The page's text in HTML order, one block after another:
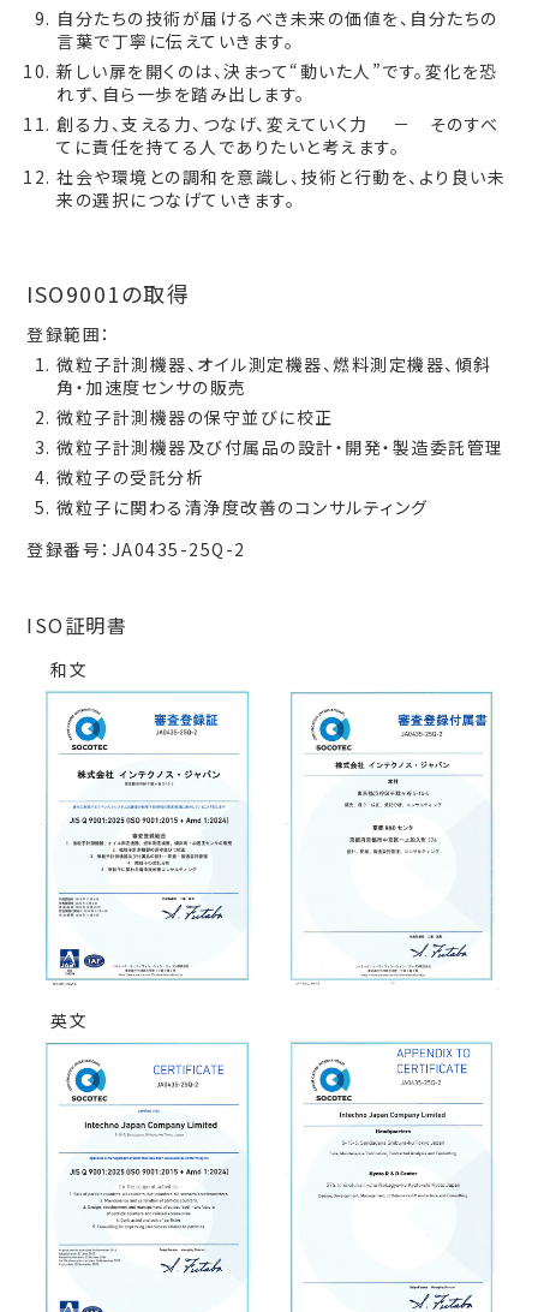
自分たちの技術が届けるべき未来の価値を、自分たちの
言葉で丁寧に伝えていきます。
新しい扉を開くのは、決まって“動いた人”です。変化を恐
れず、自ら一歩を踏み出します。
創る力、支える力、つなげ、変えていく力 － そのすべ
てに責任を持てる人でありたいと考えます。
社会や環境との調和を意識し、技術と行動を、より良い未
来の選択につなげていきます。
ISO9001の取得
登録範囲：
微粒子計測機器、オイル測定機器、燃料測定機器、傾斜
角・加速度センサの販売
微粒子計測機器の保守並びに校正
微粒子計測機器及び付属品の設計・開発・製造委託管理
微粒子の受託分析
微粒子に関わる清浄度改善のコンサルティング
登録番号：JA0435-25Q-2
ISO証明書
和文
英文